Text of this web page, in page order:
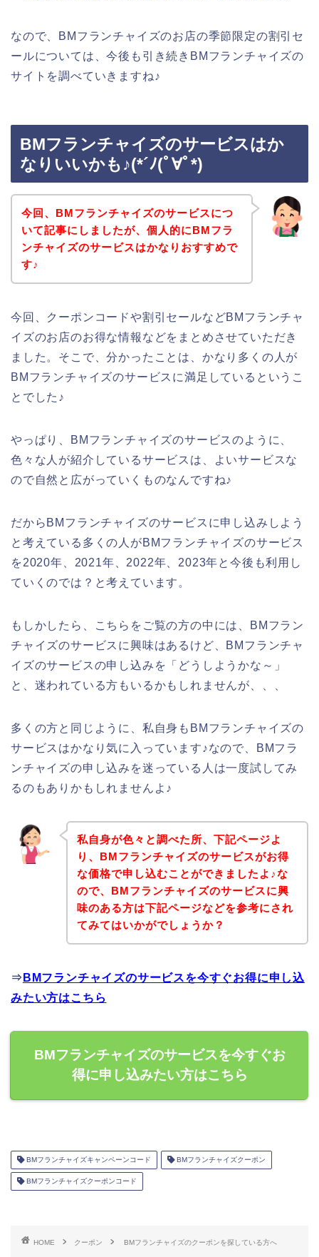
なので、BMフランチャイズのお店の季節限定の割引セ
ールについては、今後も引き続きBMフランチャイズの
サイトを調べていきますね♪
BMフランチャイズのサービスはか
なりいいかも♪(*´ﾉ(ﾟ∀ﾟ*)
今回、BMフランチャイズのサービスにつ
いて記事にしましたが、個人的にBMフラ
ンチャイズのサービスはかなりおすすめで
す♪
今回、クーポンコードや割引セールなどBMフランチャ
イズのお店のお得な情報などをまとめさせていただき
ました。そこで、分かったことは、かなり多くの人が
BMフランチャイズのサービスに満足しているというこ
とでした♪
やっぱり、BMフランチャイズのサービスのように、
色々な人が紹介しているサービスは、よいサービスな
ので自然と広がっていくものなんですね♪
だからBMフランチャイズのサービスに申し込みしよう
と考えている多くの人がBMフランチャイズのサービス
を2020年、2021年、2022年、2023年と今後も利用し
ていくのでは？と考えています。
もしかしたら、こちらをご覧の方の中には、BMフラン
チャイズのサービスに興味はあるけど、BMフランチャ
イズのサービスの申し込みを「どうしようかな～」
と、迷われている方もいるかもしれませんが、、、
多くの方と同じように、私自身もBMフランチャイズの
サービスはかなり気に入っています♪なので、BMフラ
ンチャイズの申し込みを迷っている人は一度試してみ
るのもありかもしれませんよ♪
私自身が色々と調べた所、下記ページよ
り、BMフランチャイズのサービスがお得
な価格で申し込むことができましたよ♪な
ので、BMフランチャイズのサービスに興
味のある方は下記ページなどを参考にされ
てみてはいかがでしょうか？
⇒ BMフランチャイズのサービスを今すぐお得に申し込
みたい方はこちら
BMフランチャイズのサービスを今すぐお
得に申し込みたい方はこちら
BMフランチャイズキャンペーンコード BMフランチャイズクーポン
BMフランチャイズクーポンコード
HOME クーポン BMフランチャイズのクーポンを探している方へ